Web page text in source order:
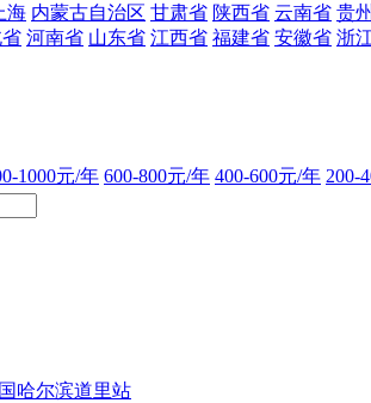
海 内蒙古自治区 甘肃省 陕西省 云南省 贵
河南省 山东省 江西省 福建省 安徽省 浙
1000元/年 600-800元/年 400-600元/年 200-
哈尔滨道里站